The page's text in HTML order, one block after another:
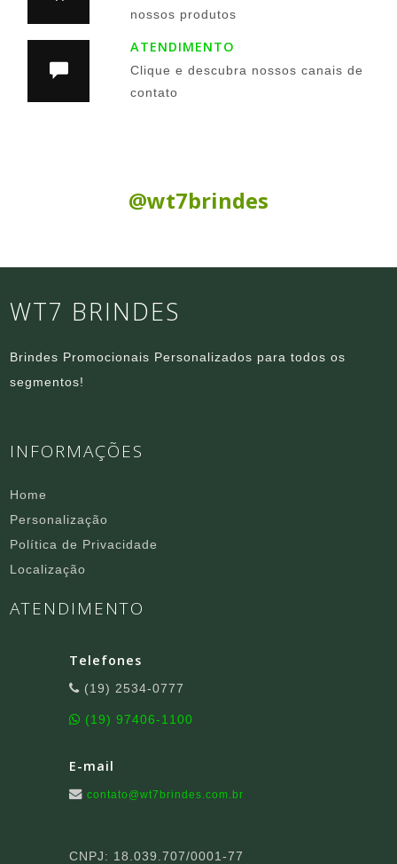
nossos produtos
ATENDIMENTO
Clique e descubra nossos canais de
contato
@wt7brindes
WT7 BRINDES
Brindes Promocionais Personalizados para todos os
segmentos!
INFORMAÇÕES
Home
Personalização
Política de Privacidade
Localização
ATENDIMENTO
Telefones
(19) 2534-0777
(19) 97406-1100
E-mail
contato@wt7brindes.com.br
CNPJ: 18.039.707/0001-77